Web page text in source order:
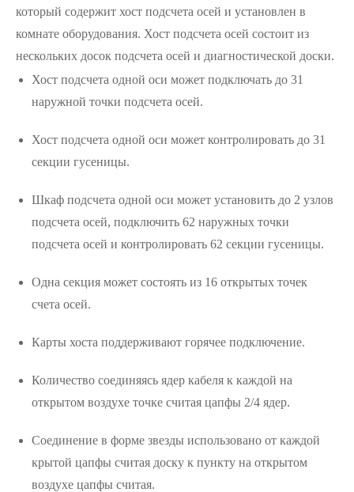
который содержит хост подсчета осей и установлен в
комнате оборудования. Хост подсчета осей состоит из
нескольких досок подсчета осей и диагностической доски.
Хост подсчета одной оси может подключать до 31
наружной точки подсчета осей.
Хост подсчета одной оси может контролировать до 31
секции гусеницы.
Шкаф подсчета одной оси может установить до 2 узлов
подсчета осей, подключить 62 наружных точки
подсчета осей и контролировать 62 секции гусеницы.
Одна секция может состоять из 16 открытых точек
счета осей.
Карты хоста поддерживают горячее подключение.
Количество соединяясь ядер кабеля к каждой на
открытом воздухе точке считая цапфы 2/4 ядер.
Соединение в форме звезды использовано от каждой
крытой цапфы считая доску к пункту на открытом
воздухе цапфы считая.